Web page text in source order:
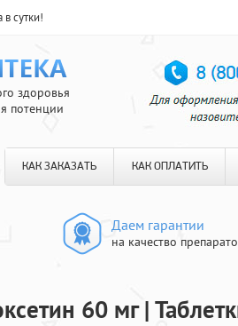
сутки!
здоровья
потенции
КАК ЗАКАЗАТЬ КАК ОПЛАТИТЬ
Даем гарантии
на качество
60 мг |